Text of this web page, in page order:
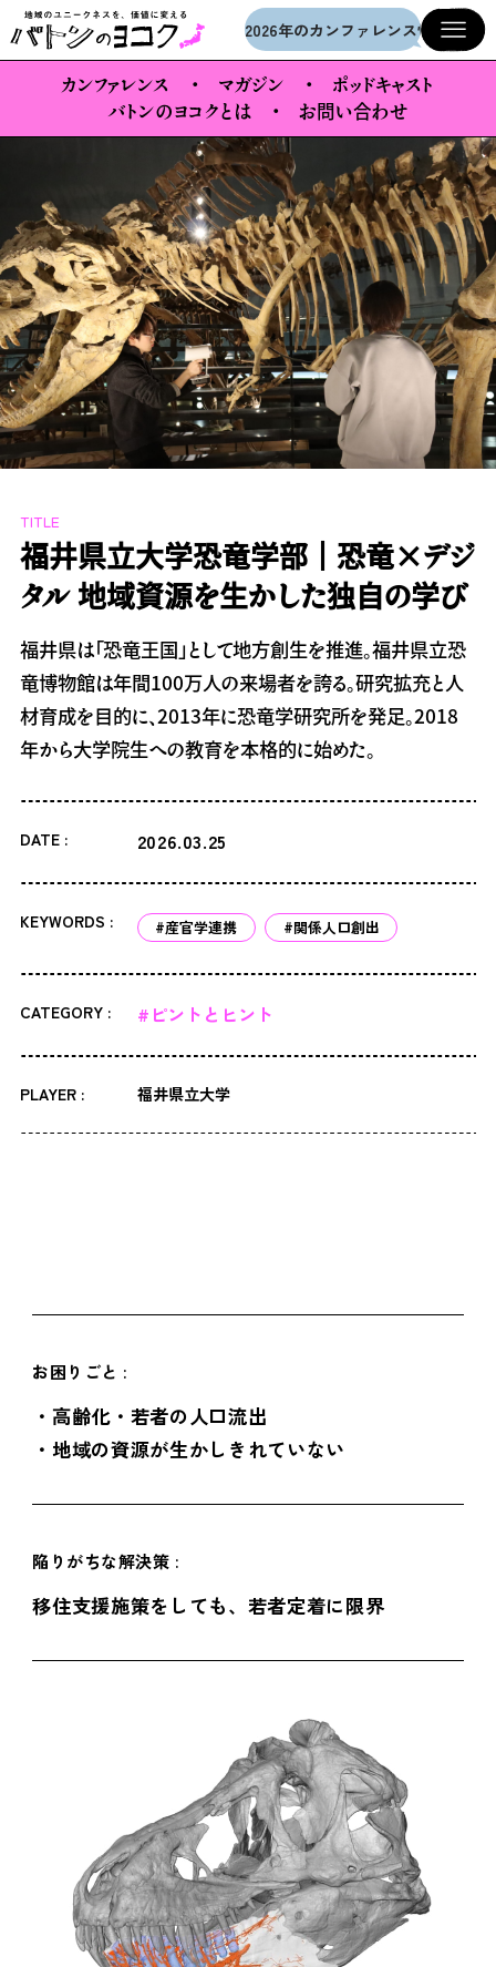
メインコンテンツへスキップ2026年のカンファレンス情報を公
カンファレンス マガジン
ポッドキャスト
バトンのヨコクとは
お問い合わせ
TITLE
福井県立大学恐竜学部｜恐竜×デジ
タル 地域資源を生かした独自の学び
福井県は「恐竜王国」として地方創生を推進。福井県立恐
竜博物館は年間100万人の来場者を誇る。研究拡充と人
材育成を目的に、2013年に恐竜学研究所を発足。2018
年から大学院生への教育を本格的に始めた。
DATE : 2026.03.25
KEYWORDS : #産官学連携 #関係人口創出
CATEGORY : #ピントとヒント
PLAYER : 福井県立大学
お困りごと :
・高齢化・若者の人口流出
・地域の資源が生かしきれていない
陥りがちな解決策 :
移住支援施策をしても、若者定着に限界